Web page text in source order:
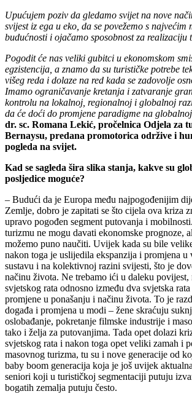
Upućujem poziv da gledamo svijet na nove
svijest iz ega u eko, da se povežemo s najvećim
budućnosti i ojačamo sposobnost za realizaciju
Pogodit će nas veliki gubitci u ekonomskom
egzistencija, a znamo da su turističke potrebe
višeg reda i dolaze na red kada se zadovolje
Imamo ograničavanje kretanja i zatvaranje
kontrolu na lokalnoj, regionalnoj i globalnoj
da će doći do promjene paradigme na
dr. sc. Romana Lekić, pročelnica Odjela za
Bernaysu, predana promotorica održive i
pogleda na svijet.
Kad se sagleda šira slika stanja, kakve su
posljedice moguće?
– Budući da je Europa među najpogođenijim
Zemlje, dobro je zapitati se što cijela ova kriza
upravo pogođen segment putovanja i
turizmu ne mogu davati ekonomske prognoze,
možemo puno naučiti. Uvijek kada su bile
nakon toga je uslijedila ekspanzija i promjena u
sustavu i na kolektivnoj razini svijesti, što je
načinu života. Ne trebamo ići u daleku povijest,
svjetskog rata odnosno između dva svjetska
promjene u ponašanju i načinu života. To je
događa i promjena u modi – žene skraćuju
oslobađanje, pokretanje filmske industrije i
tako i želja za putovanjima. Tada opet dolazi
svjetskog rata i nakon toga opet veliki zamah i
masovnog turizma, tu su i nove generacije od
baby boom generacija koja je još uvijek
seniori koji u turističkoj segmentaciji putuju
bogatih zemalja putuju često.